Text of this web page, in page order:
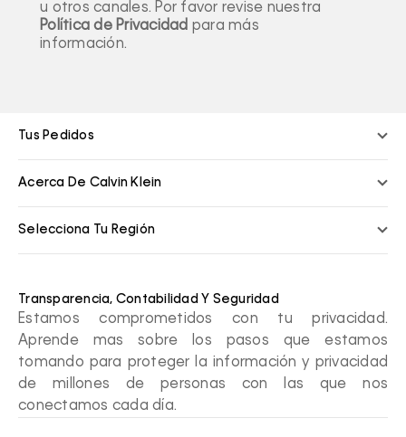
u otros canales. Por favor revise nuestra
Política de Privacidad para más
información.
Tus Pedidos
Acerca De Calvin Klein
Selecciona Tu Región
Transparencia, Contabilidad Y Seguridad
Estamos comprometidos con tu privacidad.
Aprende mas sobre los pasos que estamos
tomando para proteger la información y privacidad
de millones de personas con las que nos
conectamos cada día.